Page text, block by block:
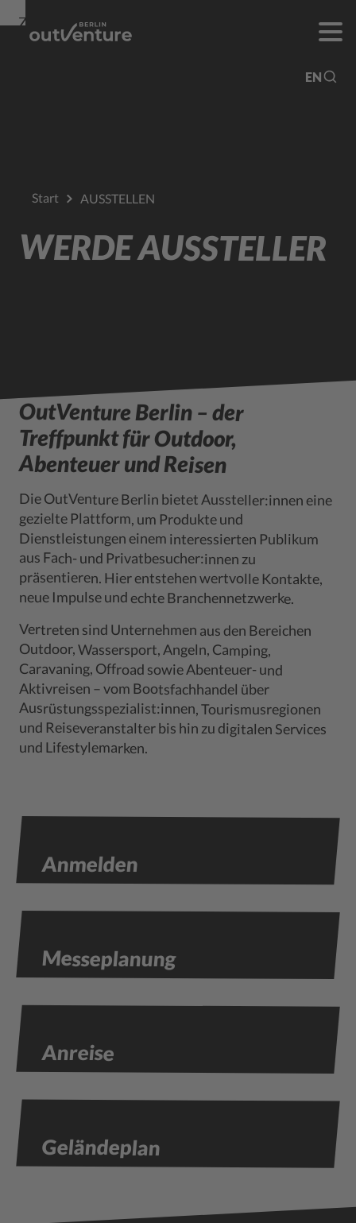
Zur
Navigation
Zur
Suche Hauptinhalt
EN
Start AUSSTELLEN
WERDE AUSSTELLER
OutVenture Berlin – der
Treffpunkt für Outdoor,
Abenteuer und Reisen
Die OutVenture Berlin bietet Aussteller:innen eine
gezielte Plattform, um Produkte und
Dienstleistungen einem interessierten Publikum
aus Fach- und Privatbesucher:innen zu
präsentieren. Hier entstehen wertvolle Kontakte,
neue Impulse und echte Branchennetzwerke.
Vertreten sind Unternehmen aus den Bereichen
Outdoor, Wassersport, Angeln, Camping,
Caravaning, Offroad sowie Abenteuer- und
Aktivreisen – vom Bootsfachhandel über
Ausrüstungsspezialist:innen, Tourismusregionen
und Reiseveranstalter bis hin zu digitalen Services
und Lifestylemarken.
Anmelden
Messeplanung
Anreise
Geländeplan